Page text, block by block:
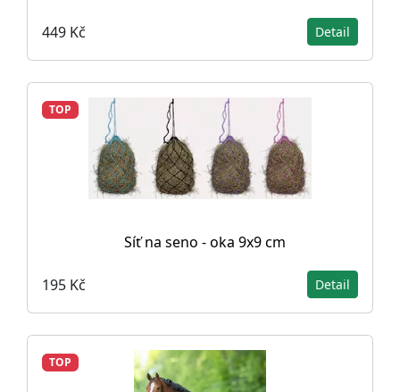
449 Kč Detail
TOP
Síť na seno - oka 9x9 cm
195 Kč Detail
TOP